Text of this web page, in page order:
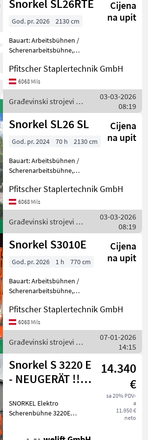
Snorkel
Snorkel SL26RTE
Cijena
na upit
God. pr. 2026 2130 cm
Bauart: Arbeitsbühnen /
Scherenarbeitsbühne,
2600mm,
Sonderausstattungbeschreibung:
Joysticksteuerung, Allrad,
vollautomatischen
Pfitscher Staplertechnik GmbH
6068 Mils
Građevinski strojevi /
Snorkel
03-03-2026
08:19
Snorkel SL26 SL
Cijena
na upit
God. pr. 2024 70 h 2130 cm
Bauart: Arbeitsbühnen /
Scherenarbeitsbühne,
2600mm,
Sonderausstattungbeschreibung:
Joysticksteuerung, Allrad,
vollautomatischen
Pfitscher Staplertechnik GmbH
6068 Mils
Građevinski strojevi /
Snorkel
03-03-2026
08:19
Snorkel S3010E
Cijena
na upit
God. pr. 2026 1 h 770 cm
Bauart: Arbeitsbühnen /
Scherenarbeitsbühne,
1800mm, Batterie: Bj. 2026
24V 105Ah Zustand: Neu,
Sonderausstattungbeschreibung:
Vielseitig
Pfitscher Staplertechnik GmbH
6068 Mils
Građevinski strojevi /
Snorkel
07-01-2026
14:15
Snorkel S 3220 E
- NEUGERÄT !!! -
Arbeitshöhe !!!
14.340
€
sa 20% PDV-
a
11.950 €
neto
SNORKEL Elektro
Scherenbühne 3220E